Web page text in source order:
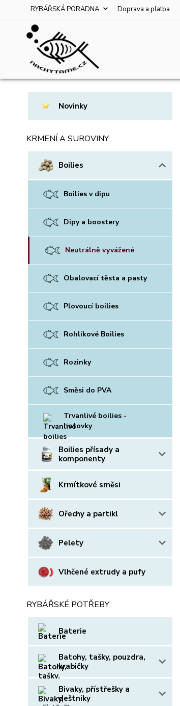
RYBÁŘSKÁ PORADNA Doprava a platba
Novinky
KRMENÍ A SUROVINY
Boilies
Boilies v dipu
Dipy a boostery
Neutrálně vyvážené
Obalovací těsta a pasty
Plovoucí boilies
Rohlíkové Boilies
Rozinky
Směsi do PVA
Trvanlivé boilies -
hotovky
Boilies přísady a
komponenty
Krmítkové směsi
Ořechy a partikl
Pelety
Vlhčené extrudy a pufy
RYBÁŘSKÉ POTŘEBY
Baterie
Batohy, tašky, pouzdra,
krabičky
Bivaky, přístřešky a
deštníky